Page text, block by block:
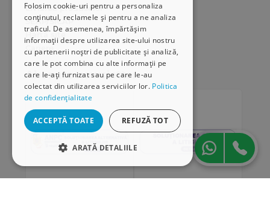
Folosim cookie-uri pentru a personaliza
conținutul, reclamele și pentru a ne analiza
traficul. De asemenea, împărtășim
informații despre utilizarea site-ului nostru
cu partenerii noștri de publicitate și analiză,
care le pot combina cu alte informații pe
care le-ați furnizat sau pe care le-au
colectat din utilizarea serviciilor lor. Politica
de confidențialitate
ACCEPTĂ TOATE REFUZĂ TOT
ARATĂ DETALIILE
Livrarea produselor
SEAP/SICAP
Hartă site
Cariere
Abonare newsletter